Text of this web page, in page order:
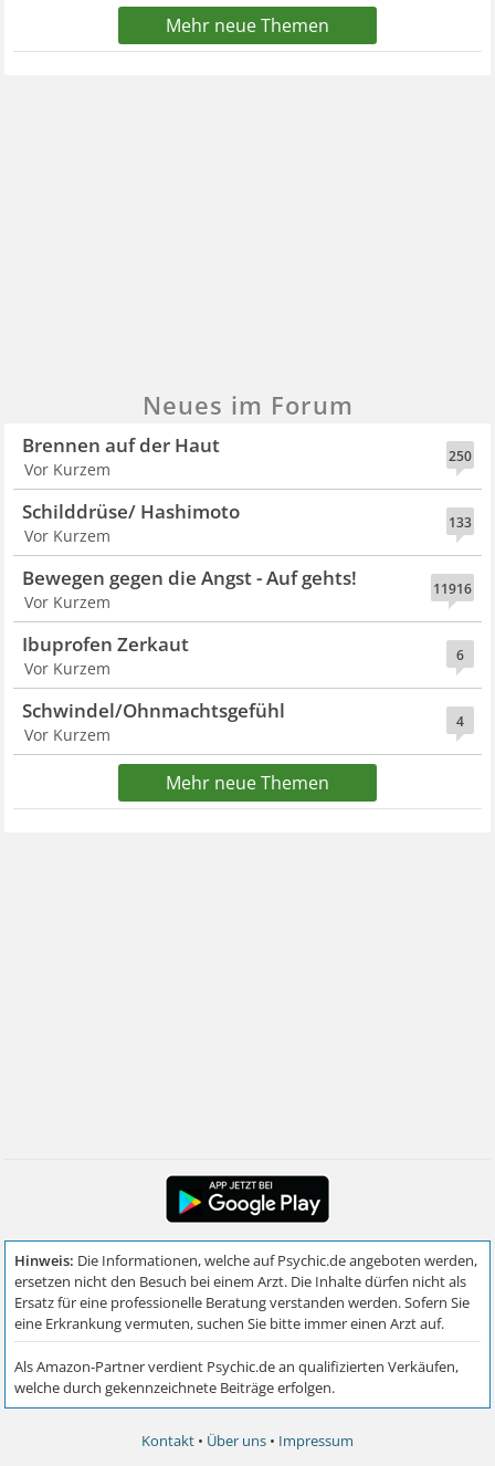
Mehr neue Themen
Neues im Forum
250
Brennen auf der Haut
Vor Kurzem
133
Schilddrüse/ Hashimoto
Vor Kurzem
11916
Bewegen gegen die Angst - Auf gehts!
Vor Kurzem
6
Ibuprofen Zerkaut
Vor Kurzem
4
Schwindel/Ohnmachtsgefühl
Vor Kurzem
Mehr neue Themen
Kontakt • Über uns • Impressum